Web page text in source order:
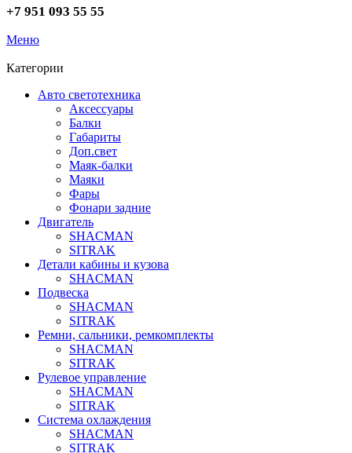
+7 951 093 55 55
Меню
Категории
Авто светотехника
Аксессуары
Балки
Габариты
Доп.свет
Маяк-балки
Маяки
Фары
Фонари задние
Двигатель
SHACMAN
SITRAK
Детали кабины и кузова
SHACMAN
Подвеска
SHACMAN
SITRAK
Ремни, сальники, ремкомплекты
SHACMAN
SITRAK
Рулевое управление
SHACMAN
SITRAK
Система охлаждения
SHACMAN
SITRAK